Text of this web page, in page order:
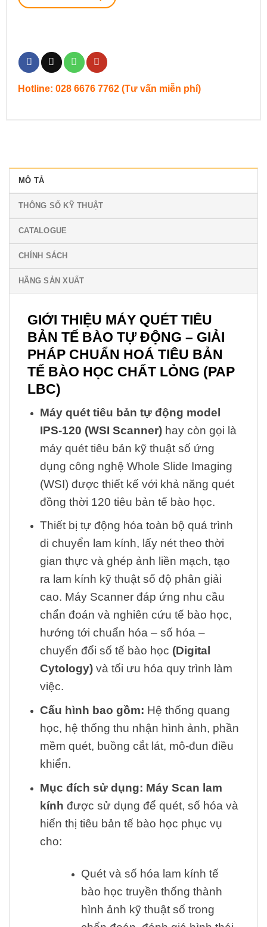
Hotline: 028 6676 7762 (Tư vấn miễn phí)
MÔ TẢ
THÔNG SỐ KỸ THUẬT
CATALOGUE
CHÍNH SÁCH
HÃNG SẢN XUẤT
GIỚI THIỆU MÁY QUÉT TIÊU
BẢN TẾ BÀO TỰ ĐỘNG – GIẢI
PHÁP CHUẨN HOÁ TIÊU BẢN
TẾ BÀO HỌC CHẤT LỎNG (PAP
LBC)
Máy quét tiêu bản tự động model
IPS-120 (WSI Scanner)hay còn gọi là
máy quét tiêu bản kỹ thuật số ứng
dụng công nghệ Whole Slide Imaging
(WSI) được thiết kế với khả năng quét
đồng thời 120 tiêu bản tế bào học.
Thiết bị tự động hóa toàn bộ quá trình
di chuyển lam kính, lấy nét theo thời
gian thực và ghép ảnh liền mạch, tạo
ra lam kính kỹ thuật số độ phân giải
cao. Máy Scanner đáp ứng nhu cầu
chẩn đoán và nghiên cứu tế bào học,
hướng tới chuẩn hóa – số hóa –
chuyển đổi số tế bào học (Digital
Cytology)và tối ưu hóa quy trình làm
việc.
Cấu hình bao gồm: Hệ thống quang
học, hệ thống thu nhận hình ảnh, phần
mềm quét, buồng cắt lát, mô-đun điều
khiển.
Mục đích sử dụng: Máy Scan lam
kính được sử dụng để quét, số hóa và
hiển thị tiêu bản tế bào học phục vụ
cho:
Quét và số hóa lam kính tế
bào học truyền thống thành
hình ảnh kỹ thuật số trong